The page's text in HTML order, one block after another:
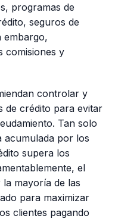
programas de
seguros de
embargo,
comisiones y
controlar y
de crédito para evitar
Tan solo
acumulada por los
supera los
el
mayoría de las
para maximizar
clientes pagando